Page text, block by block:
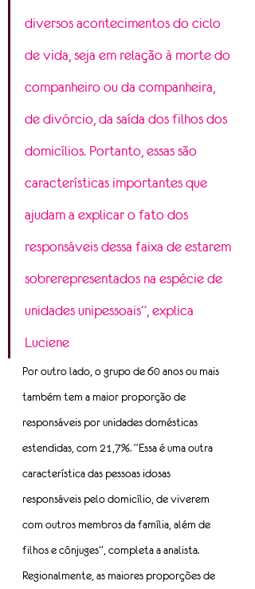
diversos acontecimentos do ciclo
de vida, seja em relação à morte do
companheiro ou da companheira,
de divórcio, da saída dos filhos dos
domicílios. Portanto, essas são
características importantes que
ajudam a explicar o fato dos
responsáveis dessa faixa de estarem
sobrerepresentados na espécie de
unidades unipessoais”, explica
Luciene
Por outro lado, o grupo de 60 anos ou mais
também tem a maior proporção de
responsáveis por unidades domésticas
estendidas, com 21,7%. “Essa é uma outra
característica das pessoas idosas
responsáveis pelo domicílio, de viverem
com outros membros da família, além de
filhos e cônjuges”, completa a analista.
Regionalmente, as maiores proporções de